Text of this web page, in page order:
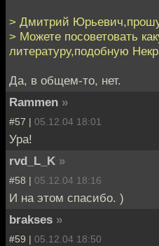
> Дмитрий
> Можете посоветовать
литературу,подобную
Да, в общем-то, нет.
Rammen »
#57 | 05.12.04 18:01
Ура!
rvd_L_K »
#58 | 05.12.04 18:16
И на этом спасибо. )
brakses »
#59 | 05.12.04 18:50